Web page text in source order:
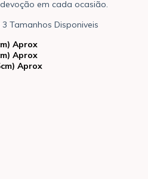
em cada ocasião.
3 Tamanhos Disponiveis
Aprox
Aprox
Aprox